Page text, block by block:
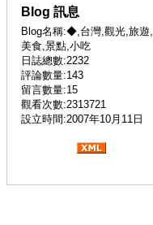
Blog 訊息
Blog名稱:◆,台灣,觀光,旅遊,
美食,景點,小吃
日誌總數:2232
評論數量:143
留言數量:15
觀看次數:2313721
設立時間:2007年10月11日